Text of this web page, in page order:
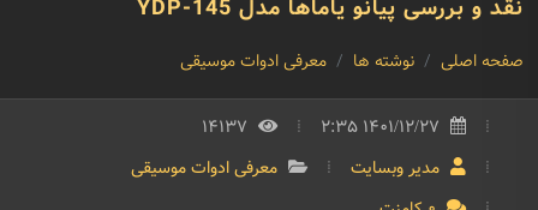
نقد و بررسی پیانو یاماها مدل YDP-145
صفحه اصلی نوشته ها معرفی ادوات موسیقی
مدیر وبسایت
معرفی ادوات موسیقی